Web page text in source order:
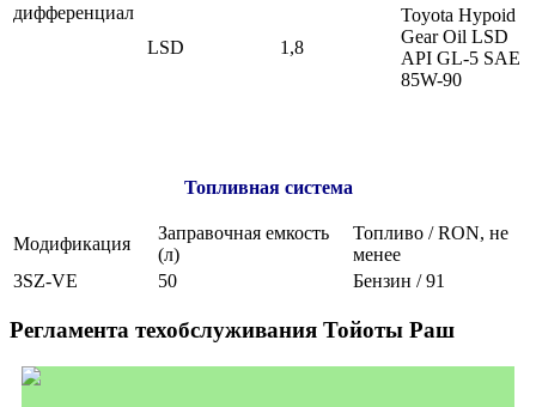
дифференциал
LSD 1,8
Toyota Hypoid
Gear Oil LSD
API GL-5 SAE
85W-90
Топливная система
Модификация
Заправочная емкость
(л)
Топливо / RON, не
менее
3SZ-VE
50 Бензин / 91
Регламента техобслуживания Тойоты Раш